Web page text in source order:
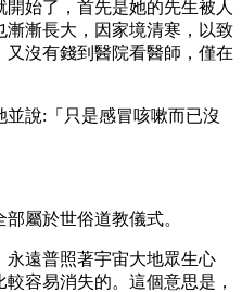
始了，首先是她的先生被人
漸長大，因家境清寒，以致
沒有錢到醫院看醫師，僅在
並說:「只是感冒咳嗽而已沒
屬於世俗道教儀式。
永遠普照著宇宙大地眾生心
容易消失的。這個意思是，